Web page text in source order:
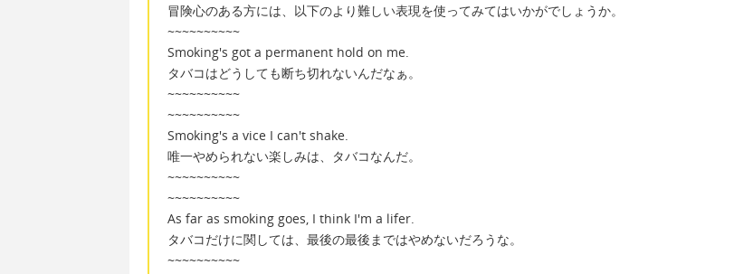
冒険心のある方には、以下のより難しい表現を使ってみてはいかがでしょうか。
~~~~~~~~~~
Smoking's got a permanent hold on me.
タバコはどうしても断ち切れないんだなぁ。
~~~~~~~~~~
~~~~~~~~~~
Smoking's a vice I can't shake.
唯一やめられない楽しみは、タバコなんだ。
~~~~~~~~~~
~~~~~~~~~~
As far as smoking goes, I think I'm a lifer.
タバコだけに関しては、最後の最後まではやめないだろうな。
~~~~~~~~~~